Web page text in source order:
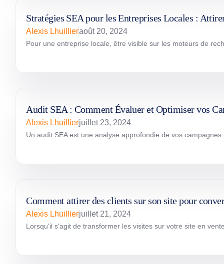
Stratégies SEA pour les Entreprises Locales :
Alexis Lhuillieraoût 20, 2024
Pour une entreprise locale, être visible sur les moteurs de
Audit SEA : Comment Évaluer et Optimiser vos
Alexis Lhuillierjuillet 23, 2024
Un audit SEA est une analyse approfondie de vos
Comment attirer des clients sur son site pour
Alexis Lhuillierjuillet 21, 2024
Lorsqu'il s'agit de transformer les visites sur votre site en